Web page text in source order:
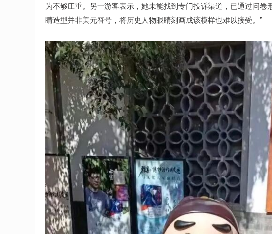
为不够庄重。另一游客表示，她未能找到专门投诉渠道，已通过问卷
睛造型并非美元符号，将历史人物眼睛刻画成该模样也难以接受。”